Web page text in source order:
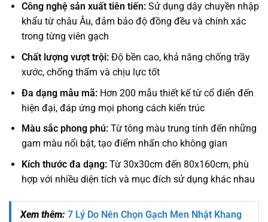
Công nghệ sản xuất tiên tiến:Sử dụng dây chuyền nhập
khẩu từ châu Âu, đảm bảo độ đồng đều và chính xác
trong từng viên gạch
Chất lượng vượt trội:Độ bền cao, khả năng chống trầy
xước, chống thấm và chịu lực tốt
Đa dạng mẫu mã:Hơn 200 mẫu thiết kế từ cổ điển đến
hiện đại, đáp ứng mọi phong cách kiến trúc
Màu sắc phong phú:Từ tông màu trung tính đến những
gam màu nổi bật, tạo điểm nhấn cho không gian
Kích thước đa dạng:Từ 30x30cm đến 80x160cm, phù
hợp với nhiều diện tích và mục đích sử dụng khác nhau
Xem thêm: 7 Lý Do Nên Chọn Gạch Men Nhật Khang